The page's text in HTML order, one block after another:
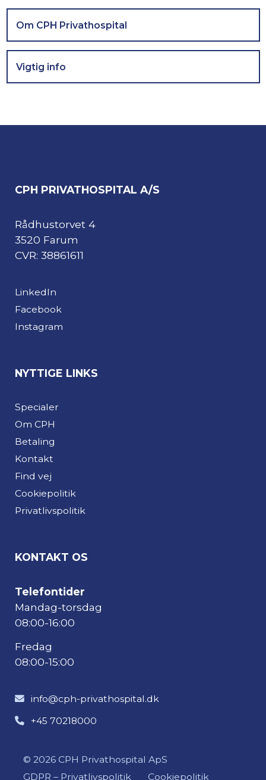
Om CPH Privathospital
Vigtig info
CPH PRIVATHOSPITAL A/S
Rådhustorvet 4
3520 Farum
CVR: 38861611
LinkedIn
Facebook
Instagram
NYTTIGE LINKS
Specialer
Om CPH
Betaling
Kontakt
Find vej
Cookiepolitik
Privatlivspolitik
KONTAKT OS
Telefontider
Mandag-torsdag
08:00-16:00
Fredag
08:00-15:00
info@cph-privathospital.dk
+45 70218000
© 2026 CPH Privathospital ApS
GDPR – Privatlivspolitik
Cookiepolitik